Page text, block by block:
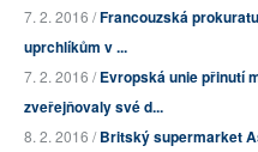
7. 2. 2016 /Francouzská
uprchlíkům v ...
7. 2. 2016 /Evropská unie přinutí
zveřejňovaly své d...
8. 2. 2016 /Britský supermarket